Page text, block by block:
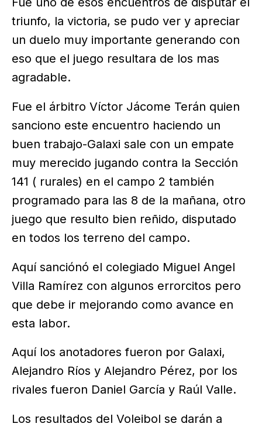
triunfo, la victoria, se pudo ver y apreciar
un duelo muy importante generando con
eso que el juego resultara de los mas
agradable.
Fue el árbitro Víctor Jácome Terán quien
sanciono este encuentro haciendo un
buen trabajo-Galaxi sale con un empate
muy merecido jugando contra la Sección
141 ( rurales) en el campo 2 también
programado para las 8 de la mañana, otro
juego que resulto bien reñido, disputado
en todos los terreno del campo.
Aquí sanciónó el colegiado Miguel Angel
Villa Ramírez con algunos errorcitos pero
que debe ir mejorando como avance en
esta labor.
Aquí los anotadores fueron por Galaxi,
Alejandro Ríos y Alejandro Pérez, por los
rivales fueron Daniel García y Raúl Valle.
Los resultados del Voleibol se darán a